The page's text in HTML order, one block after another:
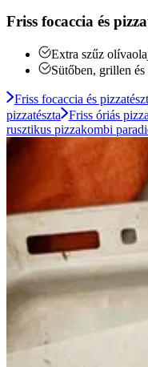
Friss focaccia és
Extra szűz
Sütőben, grillen
Friss focaccia és
pizzatészta
Friss óriás
rusztikus pizzakombi